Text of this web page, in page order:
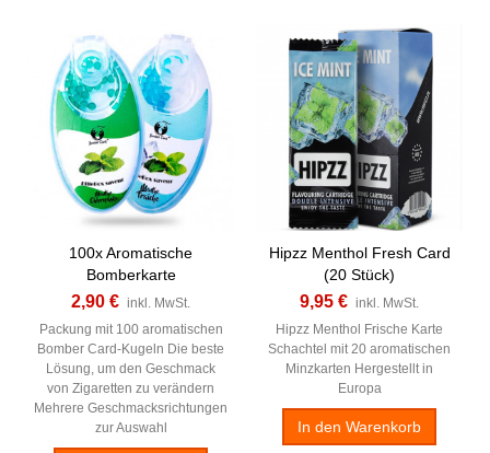
100x Aromatische
Bomberkarte
2,90 € inkl. MwSt.
Packung mit 100 aromatischen
Bomber Card-Kugeln Die beste
Lösung, um den Geschmack
von Zigaretten zu verändern
Mehrere Geschmacksrichtungen
zur Auswahl
Hipzz Menthol Fresh Card
(20 Stück)
9,95 € inkl. MwSt.
Hipzz Menthol Frische Karte
Schachtel mit 20 aromatischen
Minzkarten Hergestellt in
Europa
In den Warenkorb